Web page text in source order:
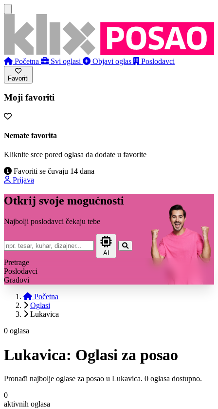
Početna Svi oglasi Objavi oglas Poslodavci
Favoriti
Moji favoriti
Nemate favorita
Kliknite srce pored oglasa da dodate u favorite
Favoriti se čuvaju 14 dana
Prijava
Otkrij svoje mogućnosti
Najbolji poslodavci čekaju tebe
AI
Pretrage
Poslodavci
Gradovi
Početna
Oglasi
Lukavica
0 oglasa
Lukavica: Oglasi za posao
Pronađi najbolje oglase za posao u Lukavica. 0 oglasa dostupno.
0
aktivnih oglasa